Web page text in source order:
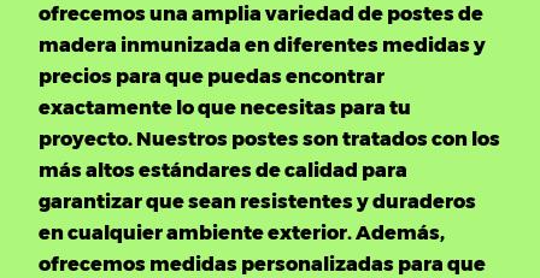
ofrecemos una amplia variedad de postes de
madera inmunizada en diferentes medidas y
precios para que puedas encontrar
exactamente lo que necesitas para tu
proyecto. Nuestros postes son tratados con los
más altos estándares de calidad para
garantizar que sean resistentes y duraderos
en cualquier ambiente exterior. Además,
ofrecemos medidas personalizadas para que